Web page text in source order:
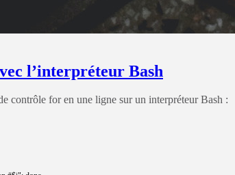
l’interpréteur Bash
contrôle for en une ligne sur un interpréteur Bash :